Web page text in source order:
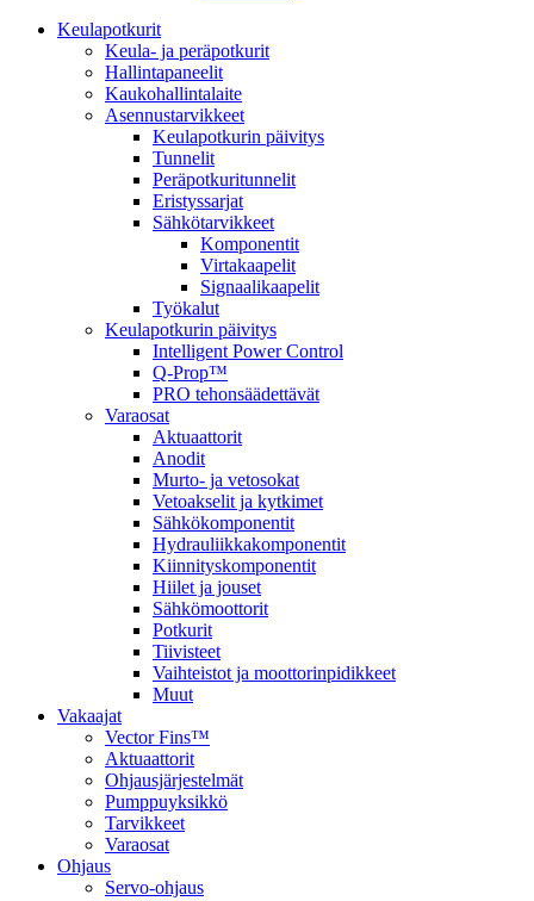
Keulapotkurit
Keula- ja peräpotkurit
Hallintapaneelit
Kaukohallintalaite
Asennustarvikkeet
Keulapotkurin päivitys
Tunnelit
Peräpotkuritunnelit
Eristyssarjat
Sähkötarvikkeet
Komponentit
Virtakaapelit
Signaalikaapelit
Työkalut
Keulapotkurin päivitys
Intelligent Power Control
Q-Prop™
PRO tehonsäädettävät
Varaosat
Aktuaattorit
Anodit
Murto- ja vetosokat
Vetoakselit ja kytkimet
Sähkökomponentit
Hydrauliikkakomponentit
Kiinnityskomponentit
Hiilet ja jouset
Sähkömoottorit
Potkurit
Tiivisteet
Vaihteistot ja moottorinpidikkeet
Muut
Vakaajat
Vector Fins™
Aktuaattorit
Ohjausjärjestelmät
Pumppuyksikkö
Tarvikkeet
Varaosat
Ohjaus
Servo-ohjaus